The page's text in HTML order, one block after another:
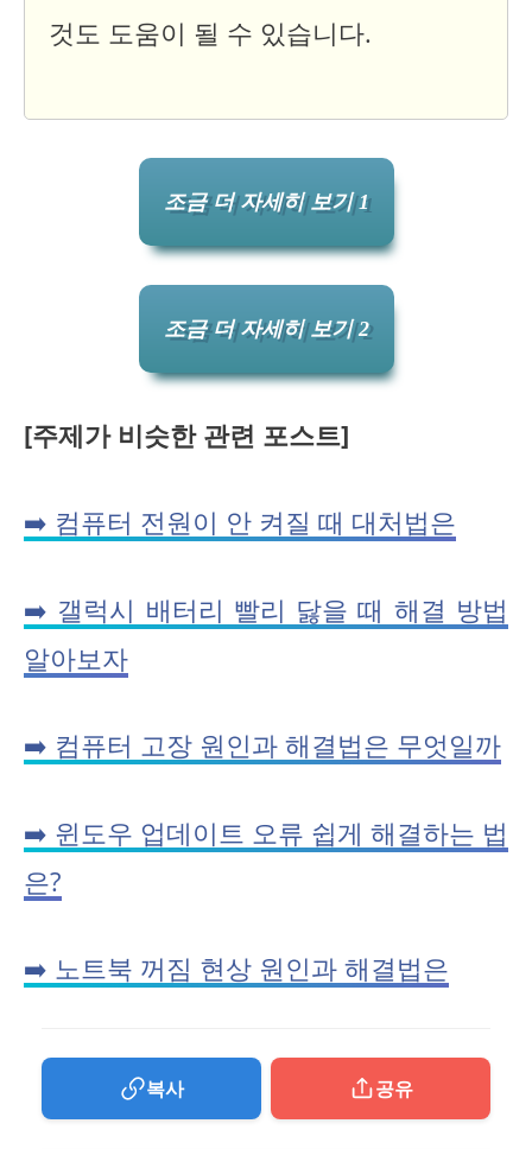
것도 도움이 될 수 있습니다.
조금 더 자세히 보기 1
조금 더 자세히 보기 2
[주제가 비슷한 관련 포스트]
➡️ 컴퓨터 전원이 안 켜질 때 대처법은
➡️ 갤럭시 배터리 빨리 닳을 때 해결 방법
알아보자
➡️ 컴퓨터 고장 원인과 해결법은 무엇일까
➡️ 윈도우 업데이트 오류 쉽게 해결하는 법
은?
➡️ 노트북 꺼짐 현상 원인과 해결법은
복사 공유